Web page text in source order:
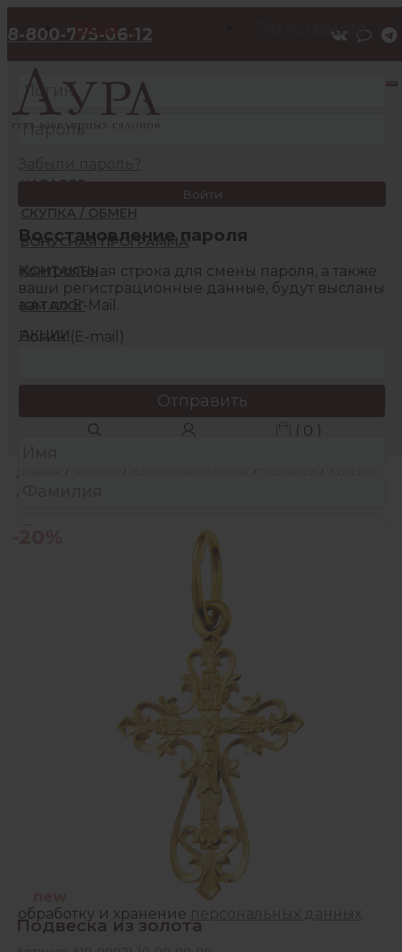
8-800-775-06-12
КАТАЛОГ
СКУПКА / ОБМЕН
БОНУСНАЯ ПРОГРАММА
КОНТАКТЫ
КАТАЛОГ
АКЦИИ
( 0 )
/ / / /
/
Подвеска из золота
Вход Регистрация
Войти
Восстановление пароля
Контрольная строка для смены пароля, а также
ваши регистрационные данные, будут высланы
вам по E-Mail.
Логин (E-mail)
Защита от автоматических сообщений
Подтвердите, что вы не робот:
Зарегистрироваться
Продолжая, Вы даете согласие на сбор,
обработку и хранение